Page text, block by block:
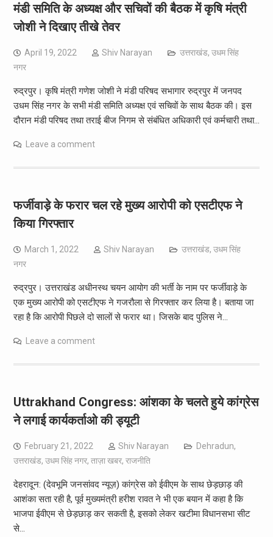
मंडी समिति के अध्यक्ष और सचिवों की बैठक में कृषि मंत्री
जोशी ने दिखाए तीखे तेवर
April 19, 2022 Shiv Narayan उत्तराखंड, उधम सिंह
नगर
रुद्रपुर। कृषि मंत्री गणेश जोशी ने मंडी परिषद सभागार रुद्रपुर में जनपद
उधम सिंह नगर के सभी मंडी समिति अध्यक्ष एवं सचिवों के साथ बैठक की। इस
दौरान मंडी परिषद तथा तराई बीज निगम से संबंधित अधिकारी एवं कर्मचारी तथा…
Leave a comment
फर्जीवाड़े के फरार चल रहे मुख्य आरोपी को एसटीएफ ने
किया गिरफ्तार
March 1, 2022 Shiv Narayan उत्तराखंड, उधम सिंह
नगर
रुद्रपुर। उत्तराखंड अधीनस्थ चयन आयोग की भर्ती के नाम पर फर्जीवाड़े के
एक मुख्य आरोपी को एसटीएफ ने गजरौला से गिरफ्तार कर लिया है। बताया जा
रहा है कि आरोपी पिछले दो सालों से फरार था। जिसके बाद पुलिस ने…
Leave a comment
Uttrakhand Congress: आंशका के चलते हुये कांग्रेस
ने लगाई कार्यकर्ताओ की ड्यूटी
February 21, 2022 Shiv Narayan Dehradun,
उत्तराखंड, उधम सिंह नगर, ताज़ा खबर, राजनीति
देहरादून: (देवभूमि जनसांवद न्यूज़) कांग्रेस को ईवीएम के साथ छेड़छाड़ की
आशंका सता रही है, पूर्व मुख्यमंत्री हरीश रावत ने भी एक बयान में कहा है कि
भाजपा ईवीएम से छेड़छाड़ कर सकती है, इसको लेकर खटीमा विधानसभा सीट
से…